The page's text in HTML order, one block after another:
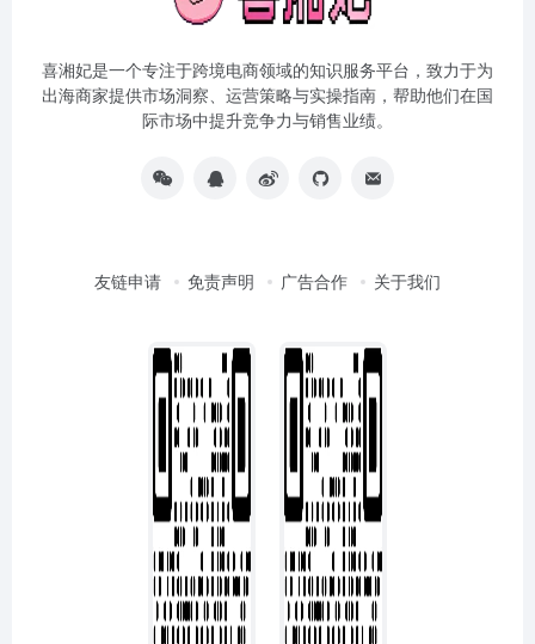
喜湘妃是一个专注于跨境电商领域的知识服务平台，致力于为
出海商家提供市场洞察、运营策略与实操指南，帮助他们在国
际市场中提升竞争力与销售业绩。
友链申请 免责声明 广告合作 关于我们